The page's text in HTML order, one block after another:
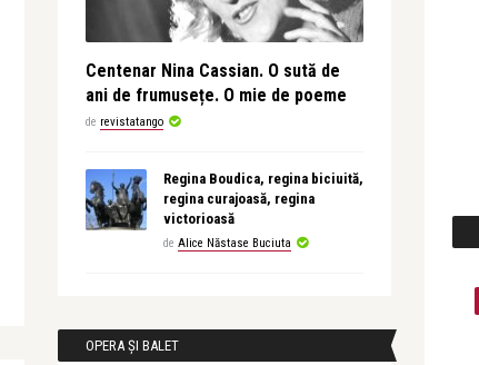
Centenar Nina Cassian. O sută de
ani de frumusețe. O mie de poeme
de revistatango
Regina Boudica, regina biciuită,
regina curajoasă, regina
victorioasă
de Alice Năstase Buciuta
OPERA ȘI BALET